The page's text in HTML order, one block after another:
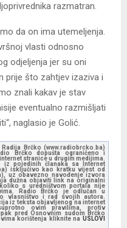
razmatran.
da on ima utemeljenja.
vlasti odnosno
odjeljenja jer su oni
prije što zahtjev izaziva i
znali kakav je stav
eventualno razmišljati
naglasio je Golić.
Brčko (www.radiobrcko.ba)
Brčko dopušta ograničeno i
stranice u drugim medijima.
pojedinih članaka sa Internet
isključivo kao kratku vijest od
uz obavezno navođenje izvora
dužna objaviti link na originalni
s uredništvom portala nije
Radio Brčko je odlučan u
vlasništvo i rad svojih autora.
iz teksta objavljenog na internet
ovim pravilima, protiv
pred Osnovnim sudom Brčko
korištenja kliknite na USLOVI